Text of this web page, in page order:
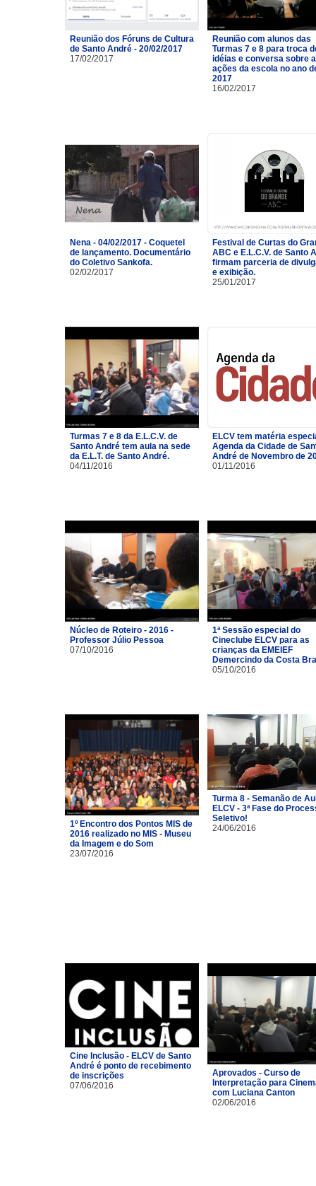
Reunião dos Fóruns de Cultura
de Santo André - 20/02/2017
17/02/2017
Reunião com alunos das
Turmas 7 e 8 para troca
idéias e conversa sobre
ações da escola no ano
2017
16/02/2017
Nena - 04/02/2017 - Coquetel
de lançamento. Documentário
do Coletivo Sankofa.
02/02/2017
Festival de Curtas do
ABC e E.L.C.V. de Santo
firmam parceria de
e exibição.
25/01/2017
Turmas 7 e 8 da E.L.C.V. de
Santo André tem aula na sede
da E.L.T. de Santo André.
04/11/2016
ELCV tem matéria
Agenda da Cidade de
André de Novembro de
01/11/2016
Núcleo de Roteiro - 2016 -
Professor Júlio Pessoa
07/10/2016
1ª Sessão especial do
Cineclube ELCV para as
crianças da EMEIEF
Demercindo da Costa
05/10/2016
1º Encontro dos Pontos MIS de
2016 realizado no MIS - Museu
da Imagem e do Som
23/07/2016
Turma 8 - Semanão de
ELCV - 3ª Fase do
Seletivo!
24/06/2016
Cine Inclusão - ELCV de Santo
André é ponto de recebimento
de inscrições
07/06/2016
Aprovados - Curso de
Interpretação para
com Luciana Canton
02/06/2016